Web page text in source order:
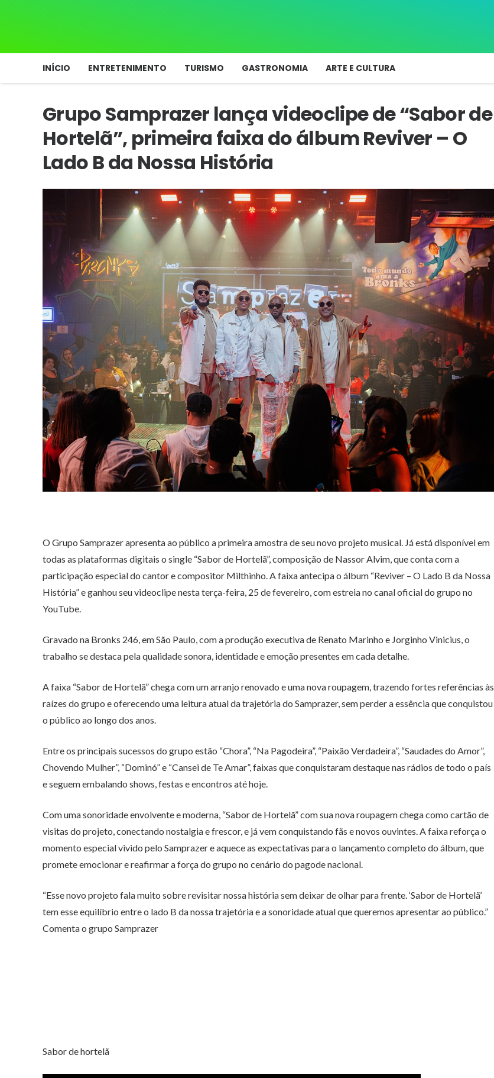
INÍCIO ENTRETENIMENTO TURISMO GASTRONOMIA ARTE E CULTURA
Grupo Samprazer lança videoclipe de “Sabor de
Hortelã”, primeira faixa do álbum Reviver – O
Lado B da Nossa História
O Grupo Samprazer apresenta ao público a primeira amostra de seu novo projeto musical. Já está disponível em
todas as plataformas digitais o single “Sabor de Hortelã”, composição de Nassor Alvim, que conta com a
participação especial do cantor e compositor Milthinho. A faixa antecipa o álbum “Reviver – O Lado B da Nossa
História” e ganhou seu videoclipe nesta terça-feira, 25 de fevereiro, com estreia no canal oficial do grupo no
YouTube.
Gravado na Bronks 246, em São Paulo, com a produção executiva de Renato Marinho e Jorginho Vinicius, o
trabalho se destaca pela qualidade sonora, identidade e emoção presentes em cada detalhe.
A faixa “Sabor de Hortelã” chega com um arranjo renovado e uma nova roupagem, trazendo fortes referências às
raízes do grupo e oferecendo uma leitura atual da trajetória do Samprazer, sem perder a essência que conquistou
o público ao longo dos anos.
Entre os principais sucessos do grupo estão “Chora”, “Na Pagodeira”, “Paixão Verdadeira”, “Saudades do Amor”,
Chovendo Mulher”, “Dominó” e “Cansei de Te Amar”, faixas que conquistaram destaque nas rádios de todo o país
e seguem embalando shows, festas e encontros até hoje.
Com uma sonoridade envolvente e moderna, “Sabor de Hortelã” com sua nova roupagem chega como cartão de
visitas do projeto, conectando nostalgia e frescor, e já vem conquistando fãs e novos ouvintes. A faixa reforça o
momento especial vivido pelo Samprazer e aquece as expectativas para o lançamento completo do álbum, que
promete emocionar e reafirmar a força do grupo no cenário do pagode nacional.
“Esse novo projeto fala muito sobre revisitar nossa história sem deixar de olhar para frente. ‘Sabor de Hortelã’
tem esse equilíbrio entre o lado B da nossa trajetória e a sonoridade atual que queremos apresentar ao público.”
Comenta o grupo Samprazer
Sabor de hortelã